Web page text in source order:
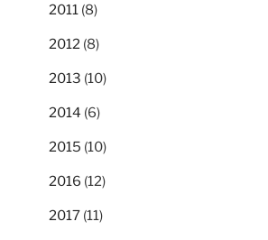
2011 (8)
2012 (8)
2013 (10)
2014 (6)
2015 (10)
2016 (12)
2017 (11)